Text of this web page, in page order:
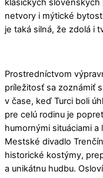
klasických
netvory i mýtické
je taká silná, že zdolá i
Prostredníctvom
príležitosť sa zoznámiť
v čase, keď Turci boli
pre celú rodinu je
humornými situáciami
Mestské divadlo
historické kostýmy,
a unikátnu hudbu.